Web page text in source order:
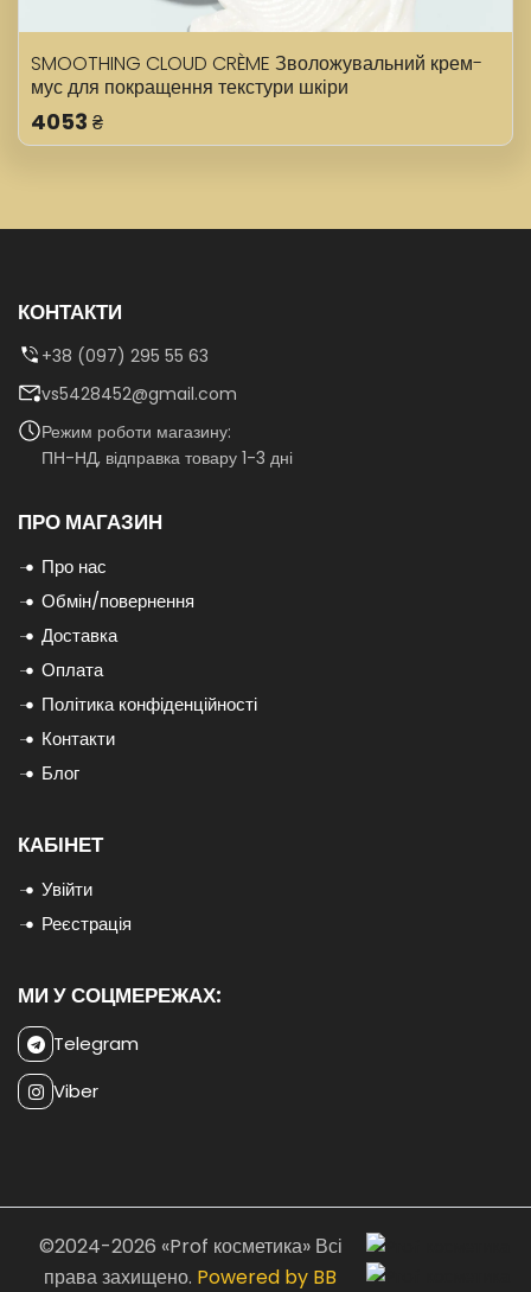
SMOOTHING CLOUD CRÈME Зволожувальний крем-
мус для покращення текстури шкіри
4053 ₴
КОНТАКТИ
+38 (097) 295 55 63
vs5428452@gmail.com
Режим роботи магазину:
ПН-НД, відправка товару 1-3 дні
ПРО МАГАЗИН
Про нас
Обмін/повернення
Доставка
Оплата
Політика конфіденційності
Контакти
Блог
КАБІНЕТ
Увійти
Реєстрація
МИ У СОЦМЕРЕЖАХ:
Telegram
Viber
©2024-2026 «Prof косметика» Всі
права захищено. Powered by BB